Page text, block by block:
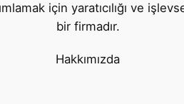
için yaratıcılığı ve
bir firmadır.
Hakkımızda